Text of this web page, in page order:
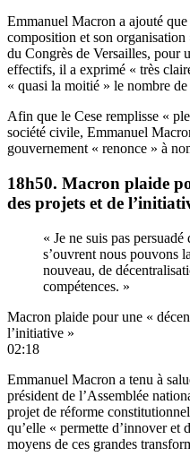
Emmanuel Macron a ajouté
composition et son
du Congrès de Versailles, pour
effectifs, il a exprimé « très
« quasi la moitié » le nombre de
Afin que le Cese remplisse «
société civile, Emmanuel
gouvernement « renonce » à
18h50. Macron plaide
des projets et de
« Je ne suis pas
s’ouvrent nous pouvons
nouveau, de
compétences. »
Macron plaide pour une «
l’initiative »
02:18
Emmanuel Macron a tenu à
président de l’Assemblée
projet de réforme
qu’elle « permette d’innover et
moyens de ces grandes